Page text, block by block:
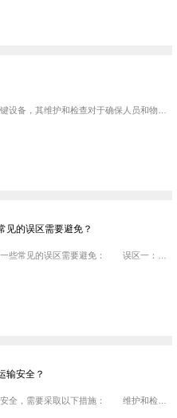
见的误区需要避免？
输安全？